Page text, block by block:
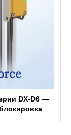
DX-D6 —